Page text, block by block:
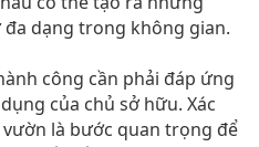
dạng trong không gian.
công cần phải đáp ứng
của chủ sở hữu. Xác
là bước quan trọng để